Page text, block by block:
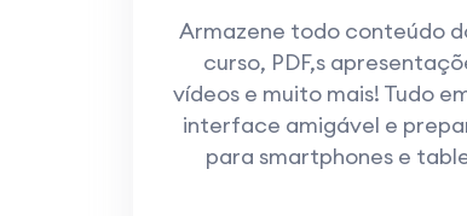
Armazene todo conteúdo
curso, PDF,s
vídeos e muito mais! Tudo
interface amigável e
para smartphones e